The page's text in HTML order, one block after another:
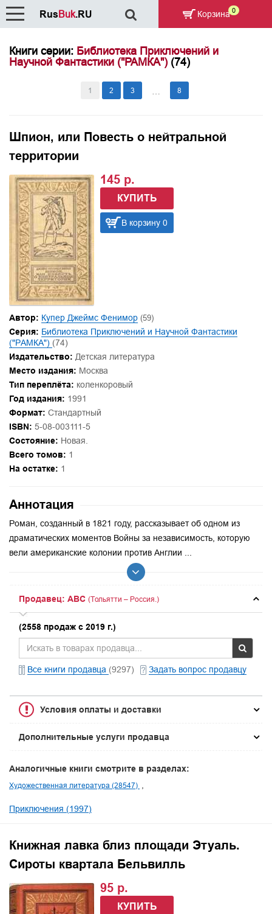
Книги серии: Библиотека Приключений и
Научной Фантастики ("РАМКА") (74)
1 2 3 8
Шпион, или Повесть о нейтральной
территории
145 р.
КУПИТЬ
В корзину 0
Автор: Купер Джеймс Фенимор (59)
Серия: Библиотека Приключений и Научной Фантастики
("РАМКА") (74)
Издательство: Детская литература
Место издания: Москва
Тип переплёта: коленкоровый
Год издания: 1991
Формат: Стандартный
ISBN: 5-08-003111-5
Состояние: Новая.
Всего томов: 1
На остатке: 1
Аннотация
Роман, созданный в 1821 году, рассказывает об одном из
драматических моментов Войны за независимость, которую
вели американские колонии против Англии ...
Продавец: ABC (Тольятти – Россия.)
(2558 продаж с 2019 г.)
Все книги продавца (9297) Задать вопрос продавцу
Условия оплаты и доставки
Дополнительные услуги продавца
Аналогичные книги смотрите в разделах:
Художественная литература (28547)
Приключения (1997)
Книжная лавка близ площади Этуаль.
Сироты квартала Бельвилль
95 р.
КУПИТЬ
RusBuk.RU Корзина 0